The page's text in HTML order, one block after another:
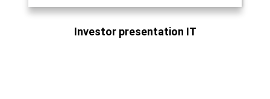
Investor presentation IT